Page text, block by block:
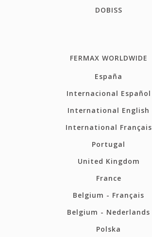
DOBISS
FERMAX WORLDWIDE
España
Internacional Español
International English
International Français
Portugal
United Kingdom
France
Belgium - Français
Belgium - Nederlands
Polska